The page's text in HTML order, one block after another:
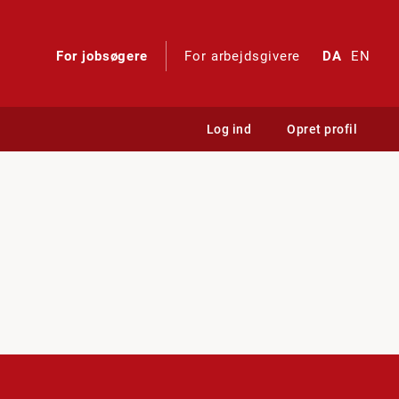
For jobsøgere For arbejdsgivere DA EN
Log ind Opret profil